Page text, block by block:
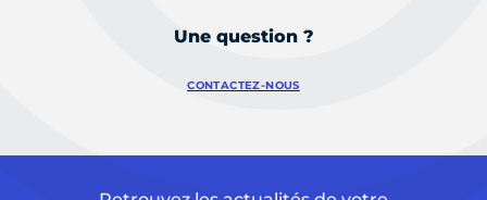
Une question ?
CONTACTEZ-NOUS